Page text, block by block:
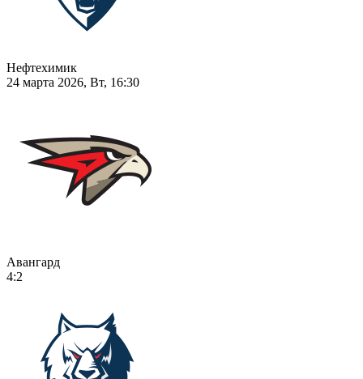
Нефтехимик
24 марта 2026, Вт, 16:30
Авангард
4:2